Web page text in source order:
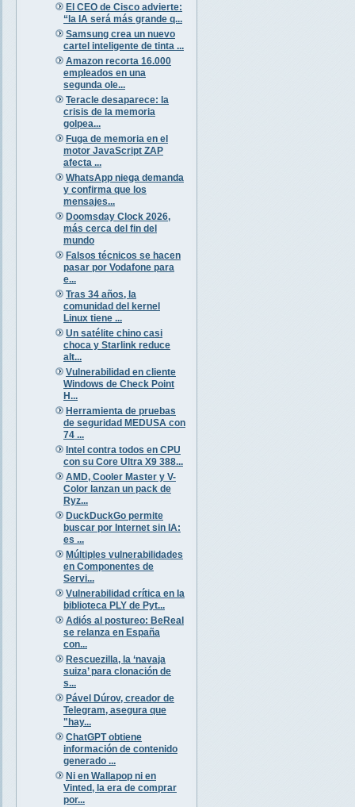
El CEO de Cisco advierte:
“la IA será más grande q...
Samsung crea un nuevo
cartel inteligente de tinta ...
Amazon recorta 16.000
empleados en una
segunda ole...
Teracle desaparece: la
crisis de la memoria
golpea...
Fuga de memoria en el
motor JavaScript ZAP
afecta ...
WhatsApp niega demanda
y confirma que los
mensajes...
Doomsday Clock 2026,
más cerca del fin del
mundo
Falsos técnicos se hacen
pasar por Vodafone para
e...
Tras 34 años, la
comunidad del kernel
Linux tiene ...
Un satélite chino casi
choca y Starlink reduce
alt...
Vulnerabilidad en cliente
Windows de Check Point
H...
Herramienta de pruebas
de seguridad MEDUSA con
74 ...
Intel contra todos en CPU
con su Core Ultra X9 388...
AMD, Cooler Master y V-
Color lanzan un pack de
Ryz...
DuckDuckGo permite
buscar por Internet sin IA:
es ...
Múltiples vulnerabilidades
en Componentes de
Servi...
Vulnerabilidad crítica en la
biblioteca PLY de Pyt...
Adiós al postureo: BeReal
se relanza en España
con...
Rescuezilla, la ‘navaja
suiza’ para clonación de
s...
Pável Dúrov, creador de
Telegram, asegura que
"hay...
ChatGPT obtiene
información de contenido
generado ...
Ni en Wallapop ni en
Vinted, la era de comprar
por...